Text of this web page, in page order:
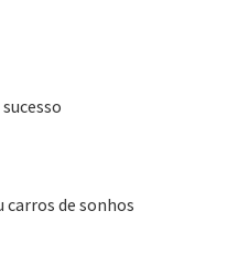
carros de sonhos